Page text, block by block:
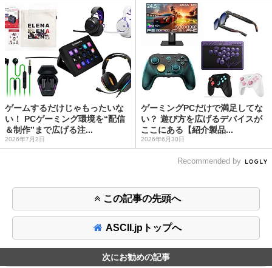
ゲームするだけじゃもったいな
い！ PCゲーミング環境を“配信
＆制作”まで広げる注...
2026年7月2日
ゲーミングPCだけで満足してな
い？ 遊び方を広げるデバイスが
ここにある【紹介製品...
2026年6月30日
Recommended by
この記事の先頭へ
ASCII.jpトップへ
次にお勧めの記事